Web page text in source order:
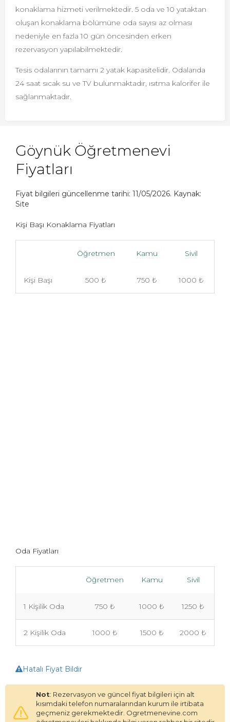
konaklama hizmeti verilmektedir. 5 oda ve 10 yataktan
oluşan konaklama bölümüne oda sayısı az olması
nedeniyle en fazla 10 gün öncesinden erken
rezervasyon yapılabilmektedir.
Tesis odalarının tamamı 2 yatak kapasitelidir. Odalarıda
24 saat sıcak su ve TV bulunmaktadır, ısıtma kalorifer ile
sağlanmaktadır.
Göynük Öğretmenevi
Fiyatları
Fiyat bilgileri güncellenme tarihi: 11/05/2026. Kaynak:
Site
Kişi Başı Konaklama Fiyatları
Öğretmen Kamu Sivil
Kişi Başı 500 ₺ 750 ₺ 1000 ₺
Oda Fiyatları
Öğretmen Kamu Sivil
1 Kişilik Oda 750 ₺ 1000 ₺ 1250 ₺
2 Kişilik Oda 1000 ₺ 1500 ₺ 2000 ₺
Hatalı Fiyat Bildir
Not: Rezervasyon ve güncel fiyat bilgileri için alt
kısımdaki telefon numaralarından kurum ile irtibata
geçmeniz gerekmektedir. Ogretmenevine.com